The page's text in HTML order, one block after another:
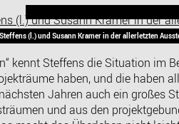
(l.) und Susann Kramer in der allerletzten
kennt Steffens die Situation im
haben, und die haben
Jahren auch ein großes
und aus den